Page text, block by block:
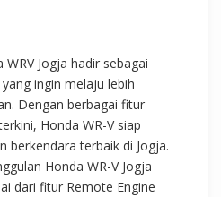
WRV Jogja hadir sebagai
ingin melaju lebih
Dengan berbagai fitur
Honda WR-V siap
berkendara terbaik di Jogja.
Honda WR-V Jogja
dari fitur Remote Engine